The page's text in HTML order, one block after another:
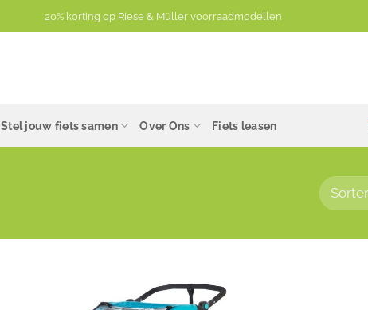
20% korting op Riese & Müller voorraadmodellen
Stel jouw fiets samen Over Ons Fiets leasen